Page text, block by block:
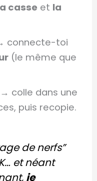
casse et la
connecte-toi
(le même que
→ colle dans une
puis recopie.
de nerfs”
et néant
je